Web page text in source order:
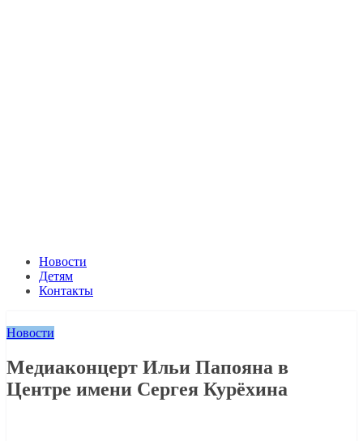
Новости
Детям
Контакты
Новости
Медиаконцерт Ильи Папояна в
Центре имени Сергея Курёхина